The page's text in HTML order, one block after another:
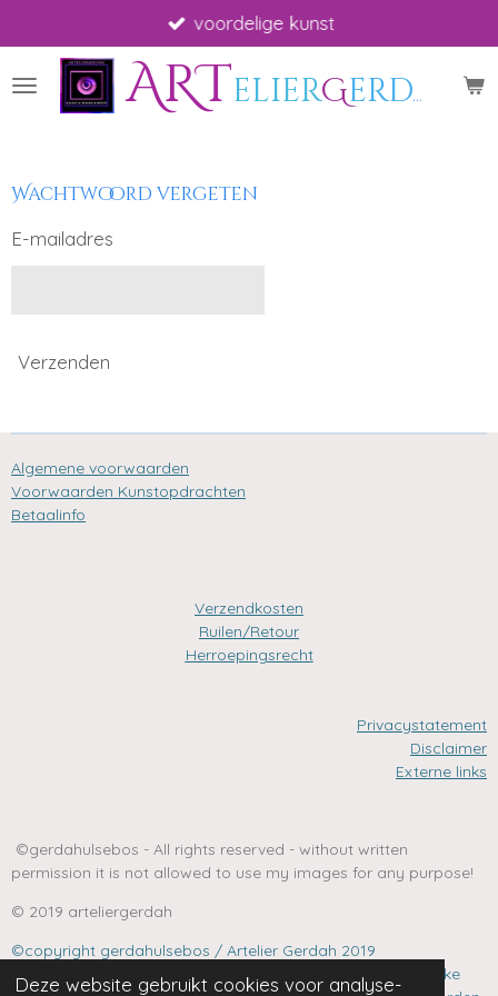
Deze website gebruikt cookies voor analyse-
direct
naar
ARTelierGerdah *
voordelige kunst
Wachtwoord vergeten
E-mailadres
Verzenden
Algemene voorwaarden
Voorwaarden Kunstopdrachten
Betaalinfo
Verzendkosten
Ruilen/Retour
Herroepingsrecht
Privacystatement
Disclaimer
Externe links
©gerdahulsebos - All rights reserved - without written
permission it is not allowed to use my images for any purpose!
© 2019 arteliergerdah
©copyright gerdahulsebos / Artelier Gerdah 2019
Niets van deze website mag zonder uitdrukkelijke schriftelijke